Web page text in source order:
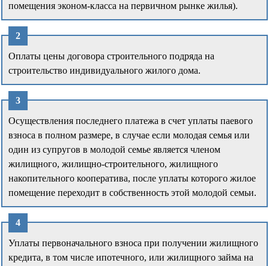
помещения эконом-класса на первичном рынке жилья).
Оплаты цены договора строительного подряда на
строительство индивидуального жилого дома.
Осуществления последнего платежа в счет уплаты паевого
взноса в полном размере, в случае если молодая семья или
один из супругов в молодой семье является членом
жилищного, жилищно-строительного, жилищного
накопительного кооператива, после уплаты которого жилое
помещение переходит в собственность этой молодой семьи.
Уплаты первоначального взноса при получении жилищного
кредита, в том числе ипотечного, или жилищного займа на